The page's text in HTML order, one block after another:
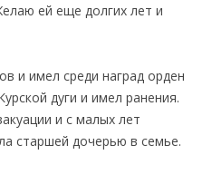
ей еще долгих лет и
и имел среди наград орден
дуги и имел ранения.
и с малых лет
старшей дочерью в семье.